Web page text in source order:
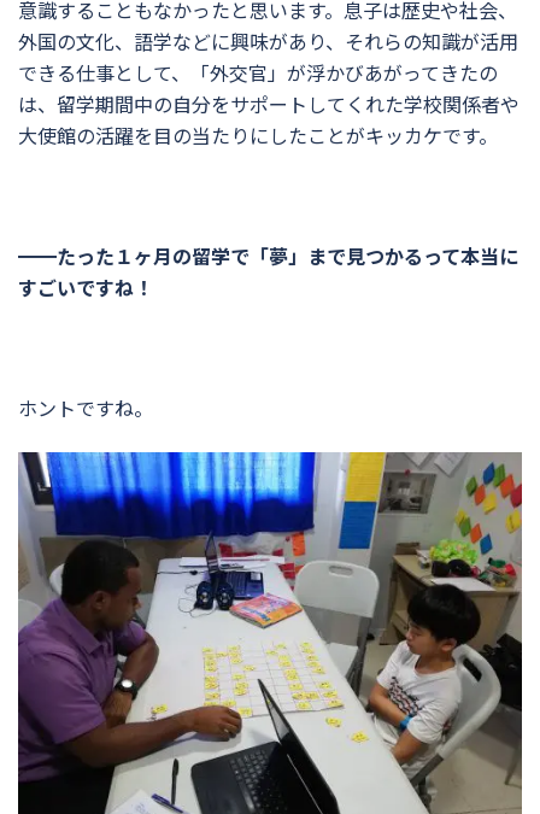
意識することもなかったと思います。息子は歴史や社会、
外国の文化、語学などに興味があり、それらの知識が活用
できる仕事として、「外交官」が浮かびあがってきたの
は、留学期間中の自分をサポートしてくれた学校関係者や
大使館の活躍を目の当たりにしたことがキッカケです。
━━たった１ヶ月の留学で「夢」まで見つかるって本当に
すごいですね！
ホントですね。